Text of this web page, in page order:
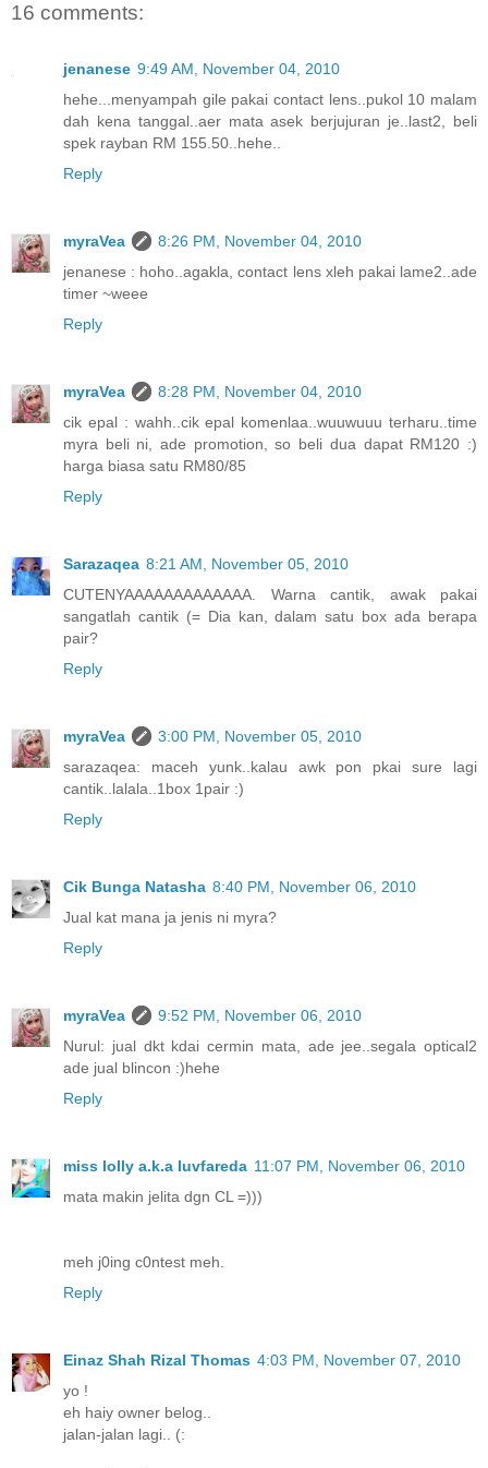
16 comments:
jenanese 9:49 AM, November 04, 2010
hehe...menyampah gile pakai contact lens..pukol 10 malam
dah kena tanggal..aer mata asek berjujuran je..last2, beli
spek rayban RM 155.50..hehe..
Reply
myraVea
8:26 PM, November 04, 2010
jenanese : hoho..agakla, contact lens xleh pakai lame2..ade
timer ~weee
Reply
myraVea
8:28 PM, November 04, 2010
cik epal : wahh..cik epal komenlaa..wuuwuuu terharu..time
myra beli ni, ade promotion, so beli dua dapat RM120 :)
harga biasa satu RM80/85
Reply
Sarazaqea 8:21 AM, November 05, 2010
CUTENYAAAAAAAAAAAAA. Warna cantik, awak pakai
sangatlah cantik (= Dia kan, dalam satu box ada berapa
pair?
Reply
myraVea
3:00 PM, November 05, 2010
sarazaqea: maceh yunk..kalau awk pon pkai sure lagi
cantik..lalala..1box 1pair :)
Reply
Cik Bunga Natasha 8:40 PM, November 06, 2010
Jual kat mana ja jenis ni myra?
Reply
myraVea
9:52 PM, November 06, 2010
Nurul: jual dkt kdai cermin mata, ade jee..segala optical2
ade jual blincon :)hehe
Reply
miss lolly a.k.a luvfareda 11:07 PM, November 06, 2010
mata makin jelita dgn CL =)))
meh j0ing c0ntest meh.
Reply
Einaz Shah Rizal Thomas 4:03 PM, November 07, 2010
yo !
eh haiy owner belog..
jalan-jalan lagi.. (: